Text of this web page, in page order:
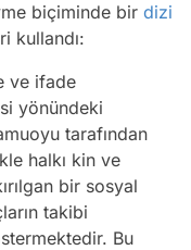
biçiminde bir dizi
kullandı:
ve ifade
yönündeki
tarafından
halkı kin ve
bir sosyal
takibi
Bu